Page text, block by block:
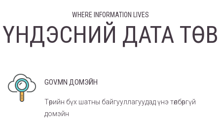
WHERE INFORMATION LIVES
ҮНДЭСНИЙ ДАТА ТӨВ
GOV.MN ДОМЭЙН
Төрийн бүх шатны байгууллагуудад үнэ төлбөргүй
домэйн